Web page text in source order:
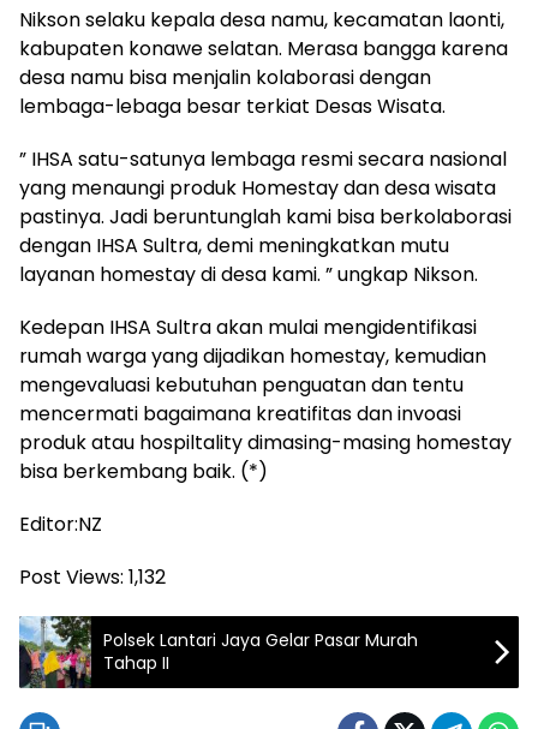
Nikson selaku kepala desa namu, kecamatan laonti,
kabupaten konawe selatan. Merasa bangga karena
desa namu bisa menjalin kolaborasi dengan
lembaga-lebaga besar terkiat Desas Wisata.
” IHSA satu-satunya lembaga resmi secara nasional
yang menaungi produk Homestay dan desa wisata
pastinya. Jadi beruntunglah kami bisa berkolaborasi
dengan IHSA Sultra, demi meningkatkan mutu
layanan homestay di desa kami. ” ungkap Nikson.
Kedepan IHSA Sultra akan mulai mengidentifikasi
rumah warga yang dijadikan homestay, kemudian
mengevaluasi kebutuhan penguatan dan tentu
mencermati bagaimana kreatifitas dan invoasi
produk atau hospiltality dimasing-masing homestay
bisa berkembang baik. (*)
Editor:NZ
Post Views: 1,132
Polsek Lantari Jaya Gelar Pasar Murah
Tahap II